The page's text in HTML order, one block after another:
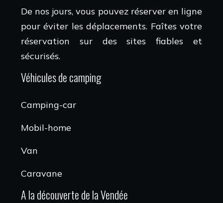
De nos jours, vous pouvez réserver en ligne
pour éviter les déplacements. Faîtes votre
réservation sur des sites fiables et
sécurisés.
Véhicules de camping
Camping-car
Mobil-home
Van
Caravane
A la découverte de la Vendée